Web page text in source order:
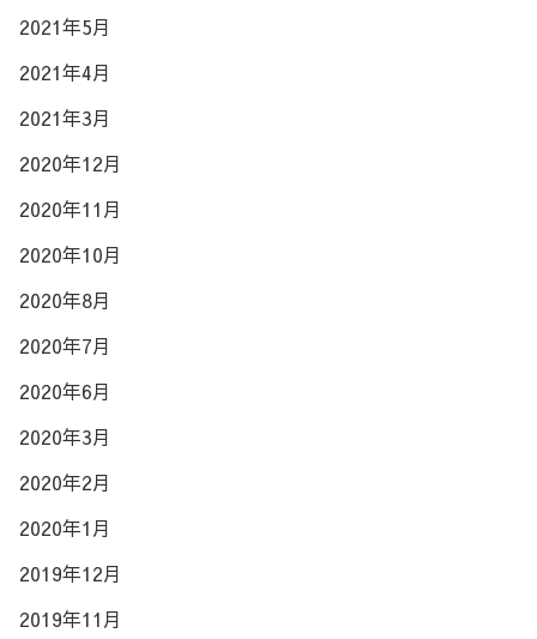
2021年5月
2021年4月
2021年3月
2020年12月
2020年11月
2020年10月
2020年8月
2020年7月
2020年6月
2020年3月
2020年2月
2020年1月
2019年12月
2019年11月